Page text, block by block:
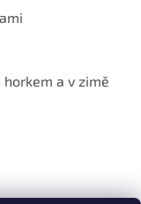
a v zimě